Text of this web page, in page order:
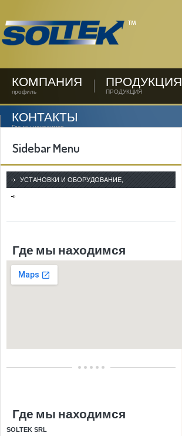
КОМПАНИЯ
профиль
ПРОДУКЦИЯ
ПРОДУКЦИЯ
КОНТАКТЫ
Где мы находимся
Sidebar Menu
УСТАНОВКИ И ОБОРУДОВАНИЕ,
Где мы находимся
Где мы находимся
SOLTEK SRL